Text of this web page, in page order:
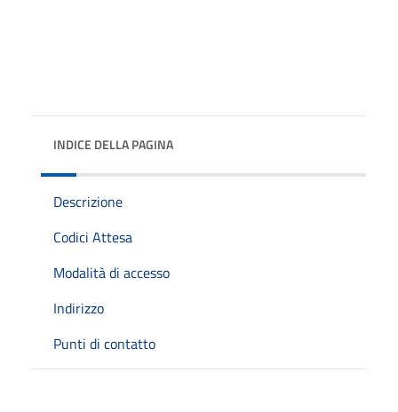
INDICE DELLA PAGINA
Descrizione
Codici Attesa
Modalità di accesso
Indirizzo
Punti di contatto